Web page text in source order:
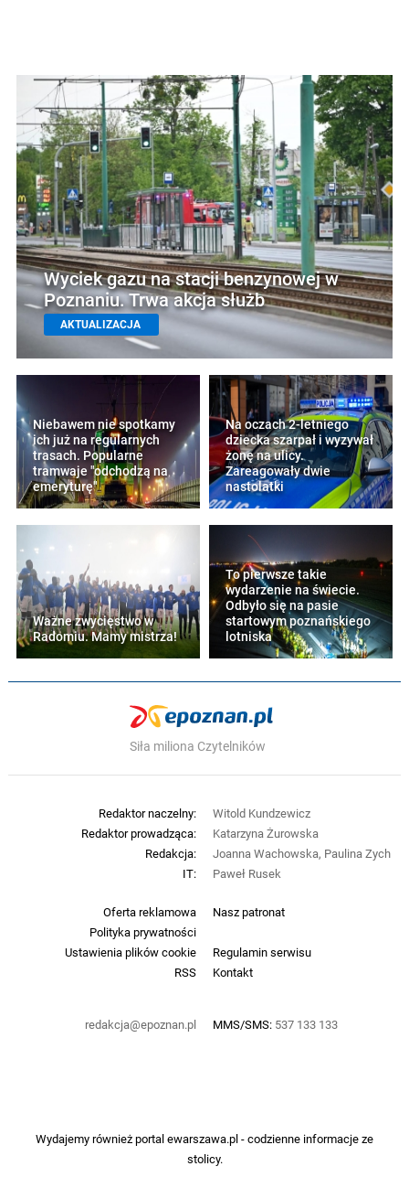
Wyciek gazu na stacji benzynowej w
Poznaniu. Trwa akcja służb
AKTUALIZACJA
Niebawem nie spotkamy
ich już na regularnych
trasach. Popularne
tramwaje "odchodzą na
emeryturę"
Na oczach 2-letniego
dziecka szarpał i wyzywał
żonę na ulicy.
Zareagowały dwie
nastolatki
Ważne zwycięstwo w
Radomiu. Mamy mistrza!
To pierwsze takie
wydarzenie na świecie.
Odbyło się na pasie
startowym poznańskiego
lotniska
Siła miliona Czytelników
Oferta reklamowa
Nasz patronat
Polityka prywatności
Ustawienia plików cookie
Regulamin serwisu
RSS
Kontakt
redakcja@epoznan.pl MMS/SMS: 537 133 133
Redaktor naczelny:
Witold Kundzewicz
Redaktor prowadząca:
Katarzyna Żurowska
Redakcja:
Joanna Wachowska, Paulina Zych
IT:
Paweł Rusek
Wydajemy również portalewarszawa.pl- codzienne informacje ze
stolicy.